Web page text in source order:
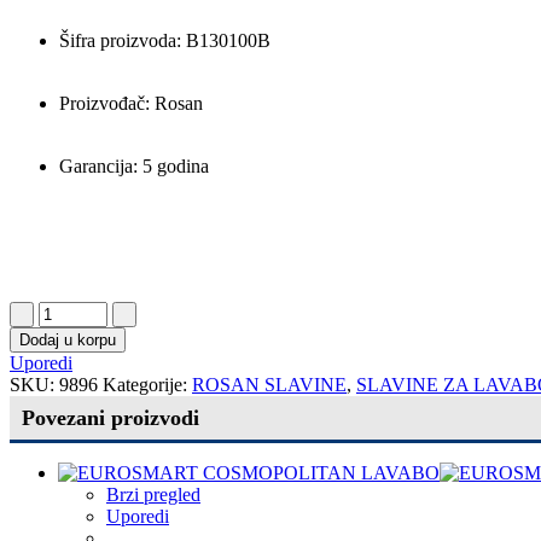
Šifra proizvoda: B130100B
Proizvođač: Rosan
Garancija: 5 godina
Dodaj u korpu
Uporedi
SKU: 9896 Kategorije: ROSAN SLAVINE, SLAVINE ZA
Povezani proizvodi
Brzi pregled
Uporedi